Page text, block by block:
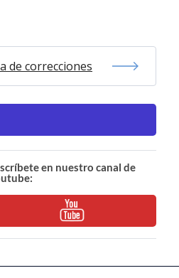
de correcciones
en nuestro canal de